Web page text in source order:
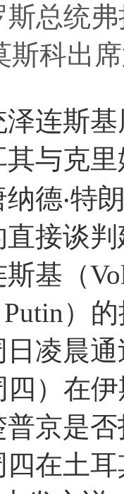
斯总统
斯科出
连斯
与克
德‧特
接谈
基（
Putin）
凌晨
四）在
京是
四在土